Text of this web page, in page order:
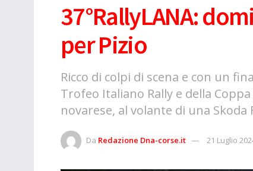
37°RallyLANA:
per Pizio
Ricco di colpi di scena e con un
Trofeo Italiano Rally e della
novarese, al volante di una Skoda
Da Redazione Dna-corse.it 21 Luglio